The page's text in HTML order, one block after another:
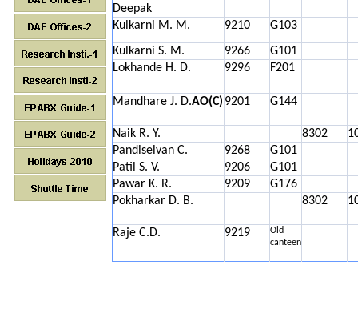
Deepak
Kulkarni M. M. 9210
G103
Kulkarni S. M.
9266
G101
Lokhande H. D.
9296 F201
Mandhare J. D.AO(C) 9201 G144
Naik R. Y. 8302
Pandiselvan C.
9268
G101
Patil S. V.
9206
G101
Pawar K. R.
9209
G176
Pokharkar D. B.
8302
Raje C.D. 9219
Old
canteen